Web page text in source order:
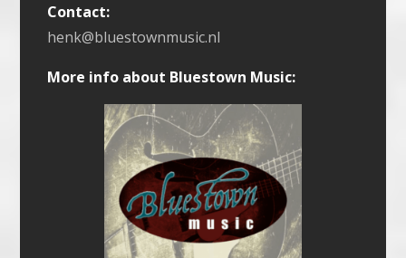
Contact:
henk@bluestownmusic.nl
More info about Bluestown Music: